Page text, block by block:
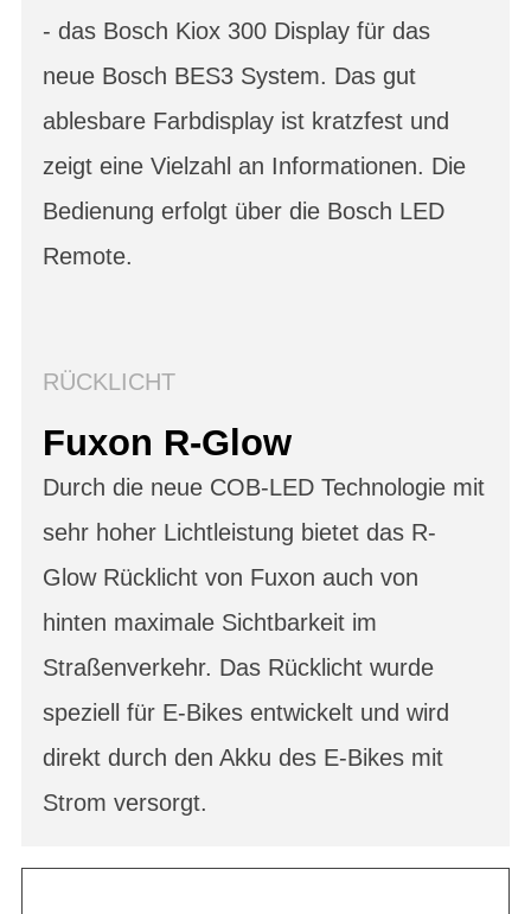
- das Bosch Kiox 300 Display für das
neue Bosch BES3 System. Das gut
ablesbare Farbdisplay ist kratzfest und
zeigt eine Vielzahl an Informationen. Die
Bedienung erfolgt über die Bosch LED
Remote.
RÜCKLICHT
Fuxon R-Glow
Durch die neue COB-LED Technologie mit
sehr hoher Lichtleistung bietet das R-
Glow Rücklicht von Fuxon auch von
hinten maximale Sichtbarkeit im
Straßenverkehr. Das Rücklicht wurde
speziell für E-Bikes entwickelt und wird
direkt durch den Akku des E-Bikes mit
Strom versorgt.